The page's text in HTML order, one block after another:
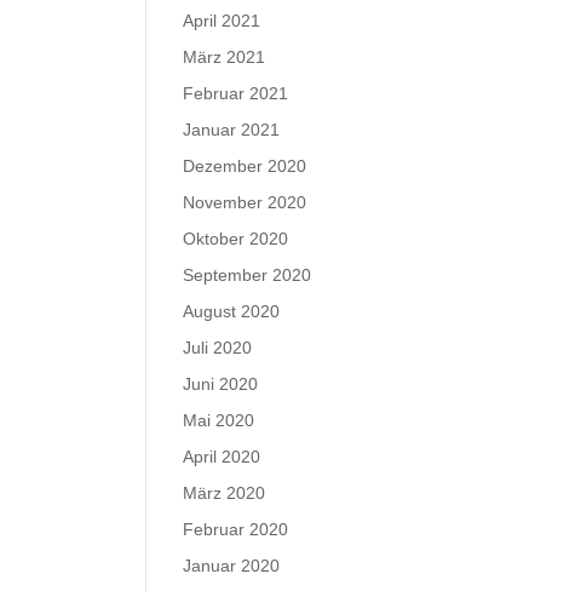
April 2021
März 2021
Februar 2021
Januar 2021
Dezember 2020
November 2020
Oktober 2020
September 2020
August 2020
Juli 2020
Juni 2020
Mai 2020
April 2020
März 2020
Februar 2020
Januar 2020